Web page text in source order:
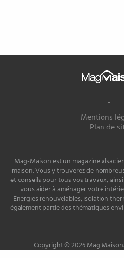
Mag
-
Mentions
Plan de
Mag-Maison est un magazine
maison. Vous y trouverez de
et conseils pour tous vos travaux,
vous aider à aménager votre
Energies renouvelables, isolation
également partie des thématiques
Copyright © 2026 Mag